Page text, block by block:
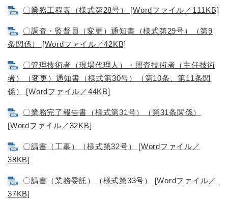
〇業務工程表（様式第28号） [Wordファイル／111KB]
〇調査・監督員（変更）通知書（様式第29号）（第9
条関係） [Wordファイル／42KB]
〇管理技術者（現場代理人）・照査技術者（主任技術
者）（変更）通知書（様式第30号）（第10条、第11条関
係） [Wordファイル／44KB]
〇業務完了報告書（様式第31号）（第31条関係）
[Wordファイル／32KB]
〇請書（工事）（様式第32号） [Wordファイル／
38KB]
〇請書（業務委託）（様式第33号） [Wordファイル／
37KB]